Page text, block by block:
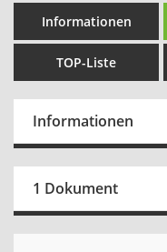
Informationen
TOP-Liste
Informationen
1 Dokument